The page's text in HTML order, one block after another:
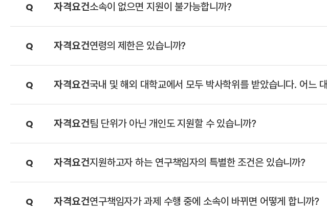
자격요건소속이 없으면 지원이 불가능합니까?
자격요건연령의 제한은 있습니까?
자격요건국내 및 해외 대학교에서 모두 박사학위를 받았습니다. 어느
자격요건팀 단위가 아닌 개인도 지원할 수 있습니까?
자격요건지원하고자 하는 연구책임자의 특별한 조건은 있습니까?
자격요건연구책임자가 과제 수행 중에 소속이 바뀌면 어떻게 합니까?